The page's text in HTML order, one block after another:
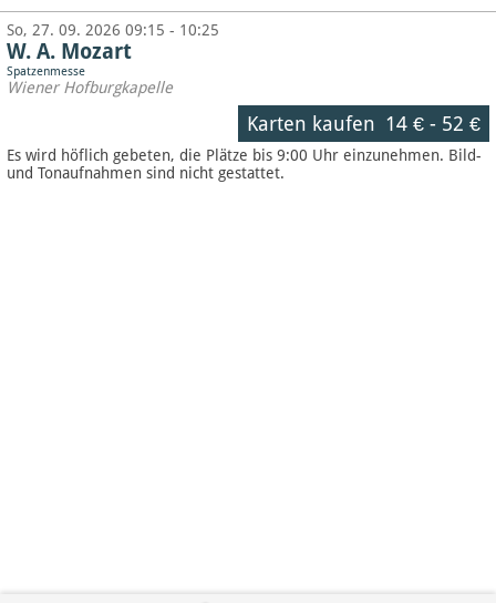
So, 27. 09. 2026 09:15 - 10:25
W. A. Mozart
Spatzenmesse
Wiener Hofburgkapelle
Karten kaufen 14 €- 52 €
Es wird höflich gebeten, die Plätze bis 9:00 Uhr einzunehmen. Bild-
und Tonaufnahmen sind nicht gestattet.